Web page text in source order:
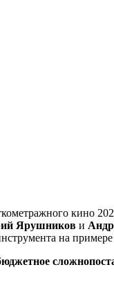
кино
Ярушников и
на